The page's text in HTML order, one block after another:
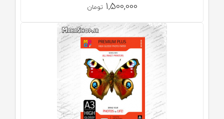
1,500,000 تومان